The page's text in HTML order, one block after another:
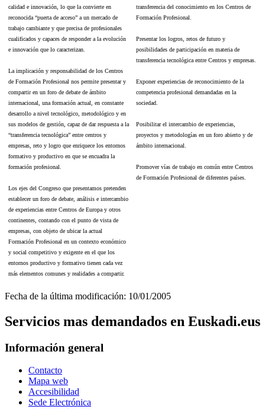
calidad e innovación, lo que la convierte en
reconocida “puerta de acceso” a un mercado de
trabajo cambiante y que precisa de profesionales
cualificados y capaces de responder a la evolución
e innovación que lo caracterizan.
La implicación y responsabilidad de los Centros
de Formación Profesional nos permite presentar y
compartir en un foro de debate de ámbito
internacional, una formación actual, en constante
desarrollo a nivel tecnológico, metodológico y en
sus modelos de gestión, capaz de dar respuesta a la
“transferencia tecnológica” entre centros y
empresas, reto y logro que enriquece los entornos
formativo y productivo en que se encuadra la
formación profesional.
Los ejes del Congreso que presentamos pretenden
establecer un foro de debate, análisis e intercambio
de experiencias entre Centros de Europa y otros
continentes, contando con el punto de vista de
empresas, con objeto de ubicar la actual
Formación Profesional en un contexto económico
y social competitivo y exigente en el que los
entornos productivo y formativo tienen cada vez
más elementos comunes y realidades a compartir.
transferencia del conocimiento en los Centros de
Formación Profesional.
Presentar los logros, retos de futuro y
posibilidades de participación en materia de
transferencia tecnológica entre Centros y empresas.
Exponer experiencias de reconocimiento de la
competencia profesional demandadas en la
sociedad.
Posibilitar el intercambio de experiencias,
proyectos y metodologías en un foro abierto y de
ámbito internacional.
Promover vías de trabajo en común entre Centros
de Formación Profesional de diferentes países.
Fecha de la última modificación: 10/01/2005
Servicios mas demandados en Euskadi.eus
Información general
Contacto
Mapa web
Accesibilidad
Sede Electrónica